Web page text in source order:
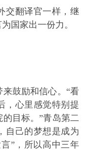
交翻译官一样，继
国家出一份力。
鼓励和信心。“看
，心里感觉特别提
目标。”青岛第二
自己的梦想是成为
”，所以高中三年